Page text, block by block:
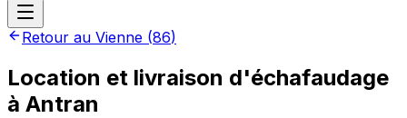
Retour au Vienne (86)
Location et livraison d'échafaudage
à Antran